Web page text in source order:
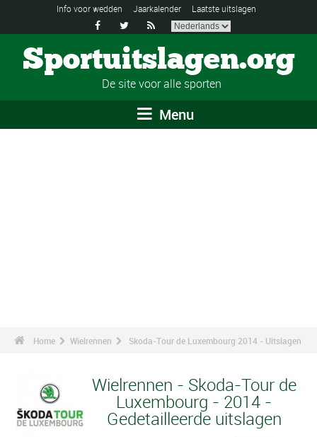
Info voor wedden Jaarkalender Laatste uitslagen
  
Sportuitslagen.org
De site voor alle sporten
Menu
Home Wielrennen Skoda-Tour de Luxembourg 2014 - Uitslagen
Wielrennen - Skoda-Tour de
Luxembourg - 2014 -
Gedetailleerde uitslagen